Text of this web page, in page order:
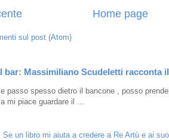
Home page
sul post (Atom)
bar: Massimiliano Scudeletti racconta
passo spesso dietro il bancone , posso
mi piace guardare il ...
Se un libro mi aiuta a credere a Re Artù e ai